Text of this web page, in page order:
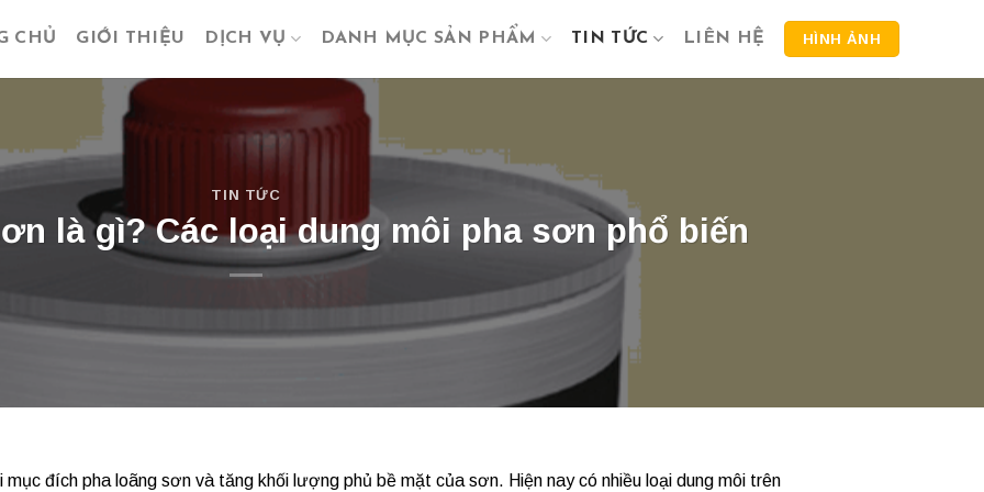
CHỦ GIỚI THIỆU DỊCH VỤ DANH MỤC SẢN PHẨM TIN TỨC LIÊN HỆ HÌNH ẢNH
TIN TỨC
là gì? Các loại dung môi pha sơn phổ biến
đích pha loãng sơn và tăng khối lượng phủ bề mặt của sơn. Hiện nay có nhiều loại dung môi trên